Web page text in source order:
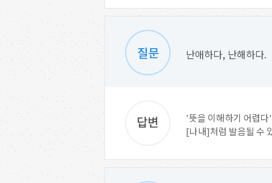
난애하다, 난해하다.
'뜻을 이해하기 어렵
[나내]처럼 발음될 수